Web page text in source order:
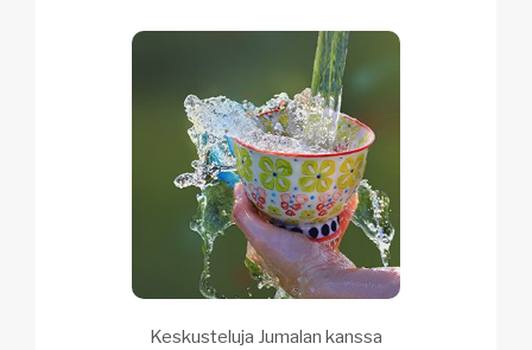
Keskusteluja Jumalan kanssa